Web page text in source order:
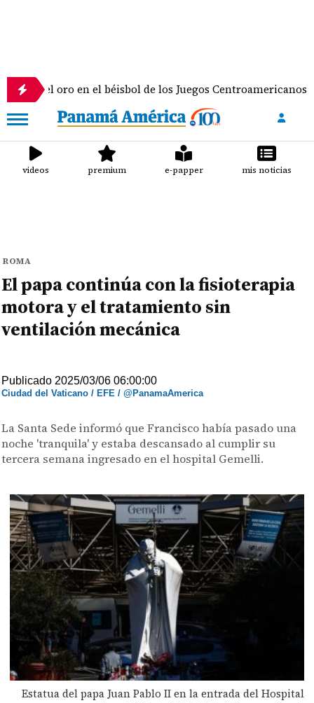
en el béisbol de los Juegos Centroamericanos y del
videos premium e-papper mis noticias
ROMA
El papa continúa con la fisioterapia
motora y el tratamiento sin
ventilación mecánica
Publicado 2025/03/06 06:00:00
Ciudad del Vaticano / EFE / @PanamaAmerica
La Santa Sede informó que Francisco había pasado una
noche 'tranquila' y estaba descansado al cumplir su
tercera semana ingresado en el hospital Gemelli.
Estatua del papa Juan Pablo II en la entrada del Hospital